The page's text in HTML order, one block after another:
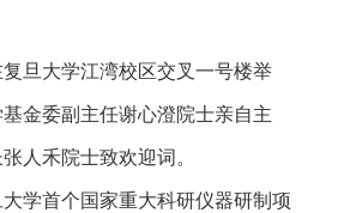
旦大学江湾校区交叉一号楼举
金委副主任谢心澄院士亲自主
人禾院士致欢迎词。
学首个国家重大科研仪器研制项